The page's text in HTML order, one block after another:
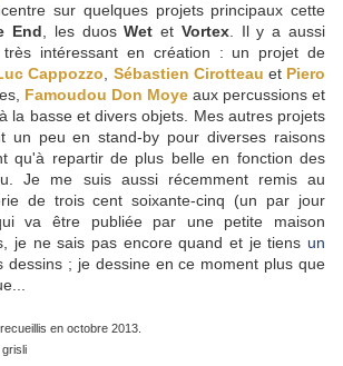
sur quelques projets principaux cette
End , les duosWet et Vortex. Il y a aussi
intéressant en création : un projet de
Cappozzo Sébastien Cirotteau et Piero
Famoudou Don Moye aux percussions et
la basse et divers objets. Mes autres projets
un peu en stand-by pour diverses raisons
qu'à repartir de plus belle en fonction des
Je me suis aussi récemment remis au
de trois cent soixante-cinq (un par jour
va être publiée par une petite maison
je ne sais pas encore quand et je tiens un
dessins ; je dessine en ce moment plus que
en octobre 2013.